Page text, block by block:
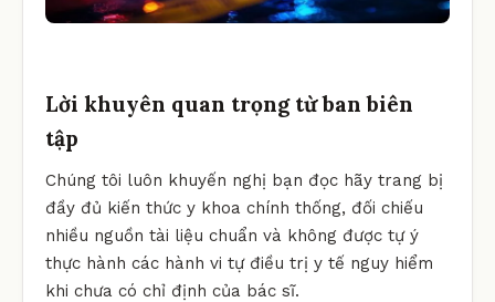
Lời khuyên quan trọng từ ban biên
tập
Chúng tôi luôn khuyến nghị bạn đọc hãy trang bị
đầy đủ kiến thức y khoa chính thống, đối chiếu
nhiều nguồn tài liệu chuẩn và không được tự ý
thực hành các hành vi tự điều trị y tế nguy hiểm
khi chưa có chỉ định của bác sĩ.